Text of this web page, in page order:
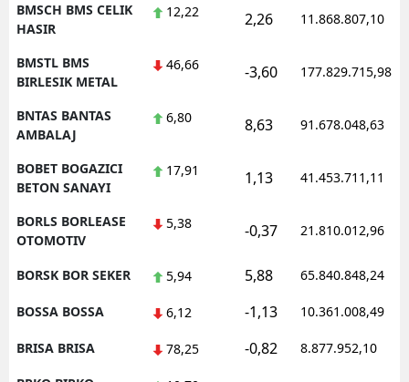
BMSCH BMS CELIK
HASIR
12,22 2,26 11.868.807,10
BMSTL BMS
BIRLESIK METAL
46,66 -3,60 177.829.715,98
BNTAS BANTAS
AMBALAJ
6,80 8,63 91.678.048,63
BOBET BOGAZICI
BETON SANAYI
17,91 1,13 41.453.711,11
BORLS BORLEASE
OTOMOTIV
5,38 -0,37 21.810.012,96
BORSK BOR SEKER 5,94 5,88 65.840.848,24
BOSSA BOSSA 6,12 -1,13 10.361.008,49
BRISA BRISA 78,25 -0,82 8.877.952,10